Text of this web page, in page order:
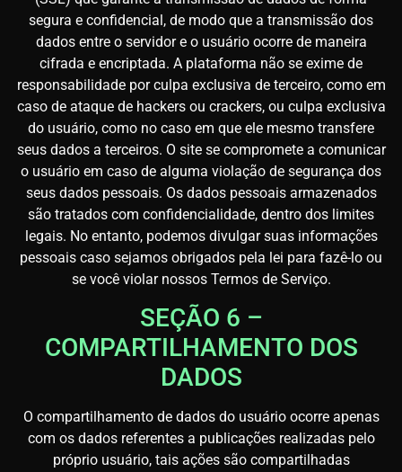
segura e confidencial, de modo que a transmissão dos
dados entre o servidor e o usuário ocorre de maneira
cifrada e encriptada. A plataforma não se exime de
responsabilidade por culpa exclusiva de terceiro, como em
caso de ataque de hackers ou crackers, ou culpa exclusiva
do usuário, como no caso em que ele mesmo transfere
seus dados a terceiros. O site se compromete a comunicar
o usuário em caso de alguma violação de segurança dos
seus dados pessoais. Os dados pessoais armazenados
são tratados com confidencialidade, dentro dos limites
legais. No entanto, podemos divulgar suas informações
pessoais caso sejamos obrigados pela lei para fazê-lo ou
se você violar nossos Termos de Serviço.
SEÇÃO 6 –
COMPARTILHAMENTO DOS
DADOS
O compartilhamento de dados do usuário ocorre apenas
com os dados referentes a publicações realizadas pelo
próprio usuário, tais ações são compartilhadas